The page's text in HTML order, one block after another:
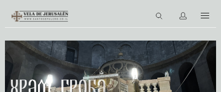
Виртуальные туры
Библиотека
Наши святыни
RU